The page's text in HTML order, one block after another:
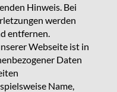
Hinweis. Bei
werden
entfernen.
Webseite ist in
Daten
Name,